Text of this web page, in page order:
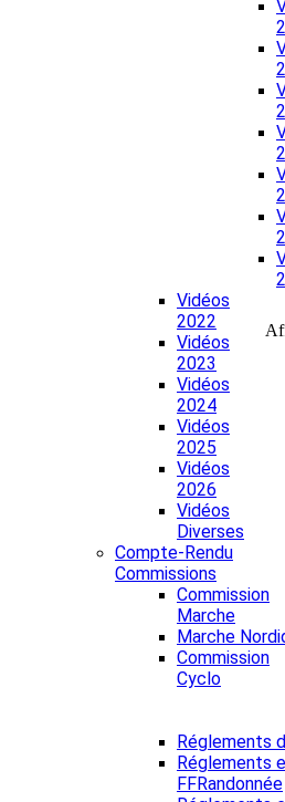
Vidéos
2022
Vidéos
2023
Vidéos
2024
Vidéos
2025
Vidéos
2026
Vidéos
Diverses
Compte-Rendu
Commissions
Commission
Marche
Marche
Commission
Cyclo
Réglements
Réglements
FFRandonnée